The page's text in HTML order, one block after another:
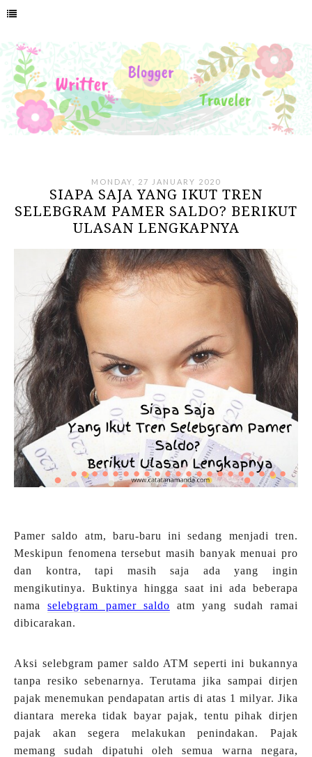
MONDAY, 27 JANUARY 2020
SIAPA SAJA YANG IKUT TREN
SELEBGRAM PAMER SALDO? BERIKUT
ULASAN LENGKAPNYA
Pamer saldo atm, baru-baru ini sedang menjadi tren.
Meskipun fenomena tersebut masih banyak menuai pro
dan kontra, tapi masih saja ada yang ingin
mengikutinya. Buktinya hingga saat ini ada beberapa
namaselebgram pamer saldo atm yang sudah ramai
dibicarakan.
Aksi selebgram pamer saldo ATM seperti ini bukannya
tanpa resiko sebenarnya. Terutama jika sampai dirjen
pajak menemukan pendapatan artis di atas 1 milyar. Jika
diantara mereka tidak bayar pajak, tentu pihak dirjen
pajak akan segera melakukan penindakan. Pajak
memang sudah dipatuhi oleh semua warna negara,